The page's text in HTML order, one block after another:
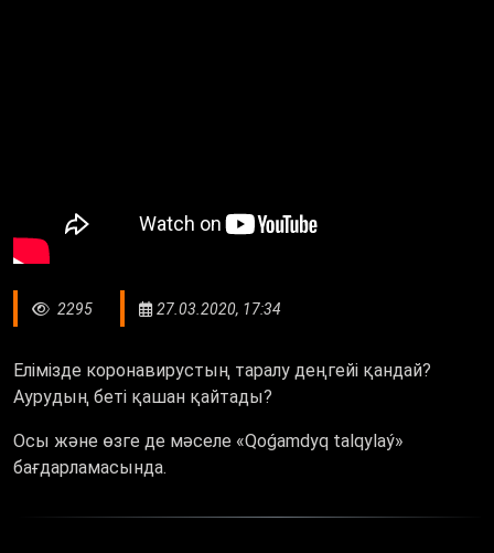
2295 27.03.2020, 17:34
Елімізде коронавирустың таралу деңгейі қандай?
Аурудың беті қашан қайтады?
Осы және өзге де мәселе «Qoǵamdyq talqylaý»
бағдарламасында.